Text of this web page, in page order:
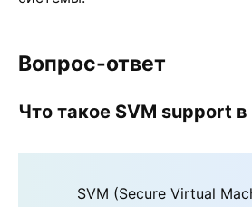
Вопрос-ответ
Что такое SVM support в
SVM (Secure Virtual